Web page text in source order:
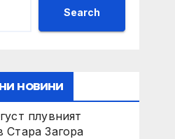
Search
новини
плувният
Стара Загора